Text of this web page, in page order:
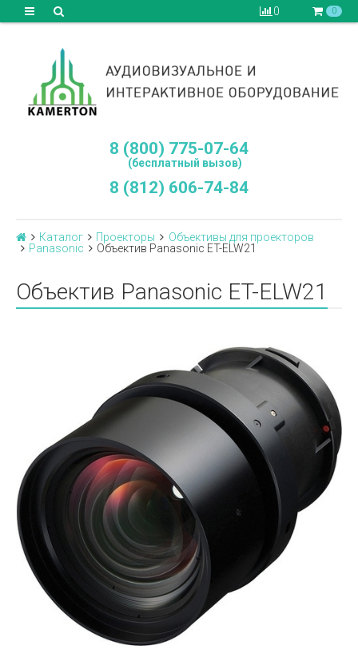
0 0
8 (800) 775-07-64
(бесплатный вызов)
8 (812) 606-74-84
Каталог Проекторы
Объективы для проекторов
Panasonic
Объектив Panasonic ET-ELW21
Объектив Panasonic ET-ELW21